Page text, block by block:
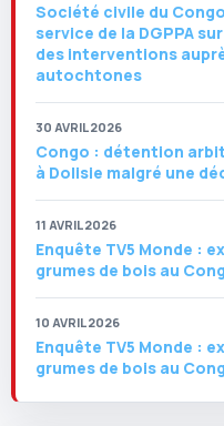
Société civile du
service de la DGPPA
des interventions
autochtones
30 AVRIL 2026
Congo : détention
à Dolisie malgré une
11 AVRIL 2026
Enquête TV5 Monde :
grumes de bois au
10 AVRIL 2026
Enquête TV5 Monde :
grumes de bois au